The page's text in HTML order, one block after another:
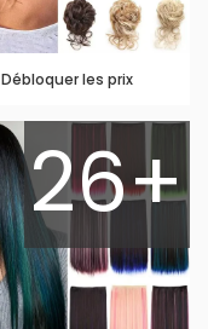
Débloquer les prix
26+